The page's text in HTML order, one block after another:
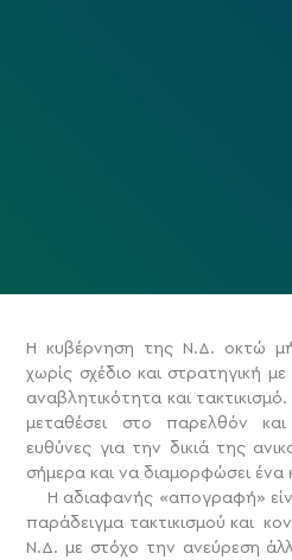
Η κυβέρνηση της Ν.Δ. οκτώ
χωρίς σχέδιο και στρατηγική
αναβλητικότητα και
μεταθέσει στο παρελθόν
ευθύνες για την δικιά της
σήμερα και να διαμορφώσει ένα
Η αδιαφανής «απογραφή»
παράδειγμα τακτικισμού και
Ν.Δ. με στόχο την ανεύρεση